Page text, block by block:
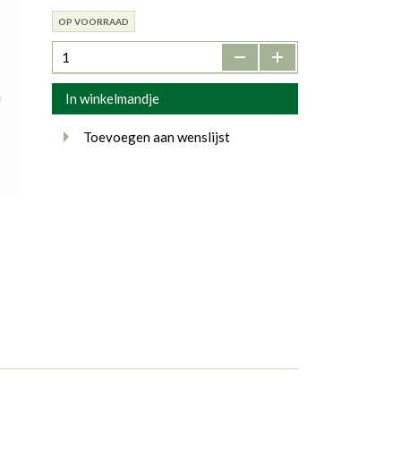
OP VOORRAAD
- +
In winkelmandje
Toevoegen aan wenslijst